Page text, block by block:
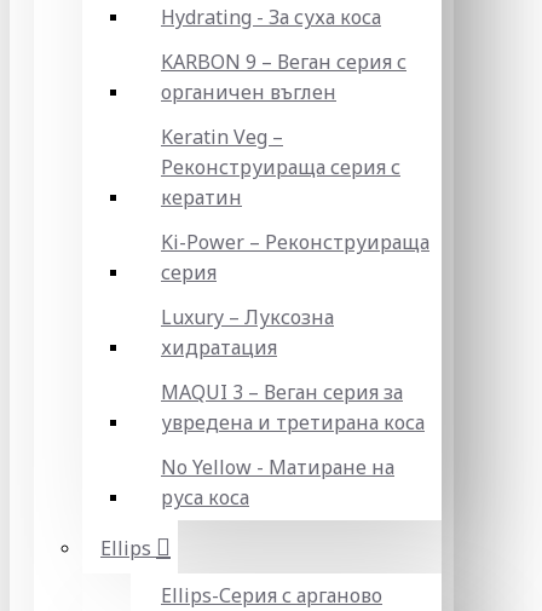
Hydrating - За суха коса
KARBON 9 – Веган серия с
органичен въглен
Keratin Veg –
Реконструираща серия с
кератин
Ki-Power – Реконструираща
серия
Luxury – Луксозна
хидратация
MAQUI 3 – Веган серия за
увредена и третирана коса
No Yellow - Матиране на
руса коса
Ellips
Ellips-Серия с арганово